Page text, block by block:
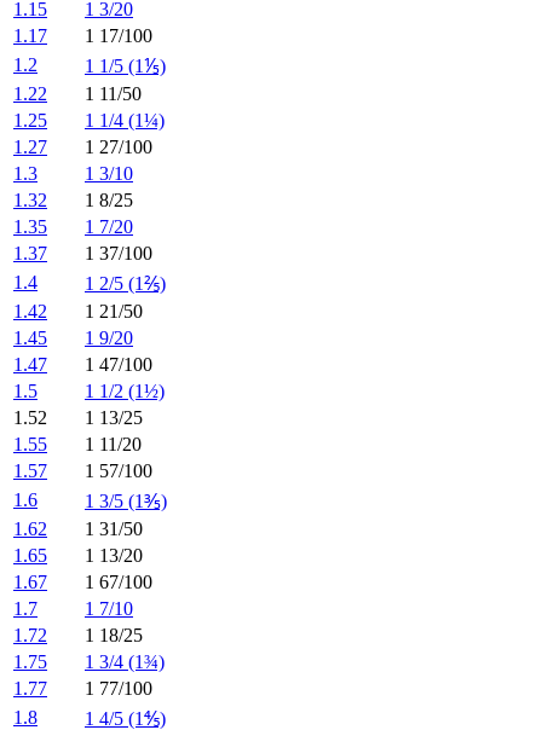
1.15
1 3/20
1.17
1 17/100
1.2
1 1/5 (1⅕)
1.22
1 11/50
1.25
1 1/4 (1¼)
1.27
1 27/100
1.3
1 3/10
1.32
1 8/25
1.35
1 7/20
1.37
1 37/100
1.4
1 2/5 (1⅖)
1.42
1 21/50
1.45
1 9/20
1.47
1 47/100
1.5
1 1/2 (1½)
1.52
1 13/25
1.55
1 11/20
1.57
1 57/100
1.6
1 3/5 (1⅗)
1.62
1 31/50
1.65
1 13/20
1.67
1 67/100
1.7
1 7/10
1.72
1 18/25
1.75
1 3/4 (1¾)
1.77
1 77/100
1.8
1 4/5 (1⅘)